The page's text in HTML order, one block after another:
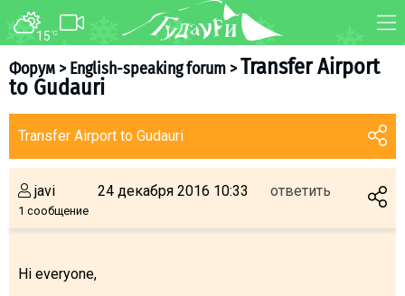
15°C
Форум>English-speaking forum>Transfer Airport
to Gudauri
Transfer Airport to Gudauri
javi
1 сообщение
24 декабря 2016 10:33 ответить
Hi everyone,
ФОРУМ КАРТА
О курорте
Схема трасс
Инструкторы
Прокат